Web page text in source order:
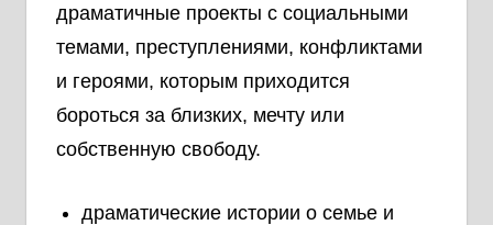
драматичные проекты с социальными
темами, преступлениями, конфликтами
и героями, которым приходится
бороться за близких, мечту или
собственную свободу.
драматические истории о семье и